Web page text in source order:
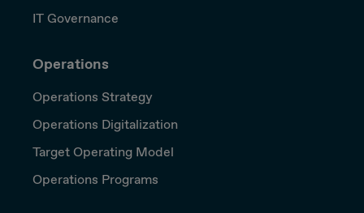
IT Governance
Operations
Operations Strategy
Operations Digitalization
Target Operating Model
Operations Programs